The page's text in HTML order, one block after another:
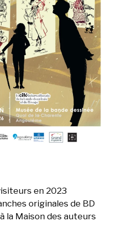
en 2023
originales de BD
la Maison des auteurs